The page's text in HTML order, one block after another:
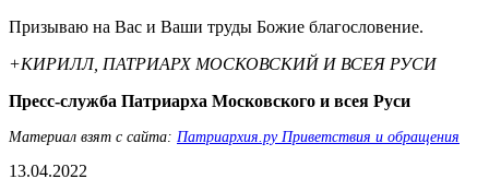
Призываю на Вас и Ваши труды Божие благословение.
+КИРИЛЛ, ПАТРИАРХ МОСКОВСКИЙ И ВСЕЯ РУСИ
Пресс-служба Патриарха Московского и всея Руси
Материал взят с сайта: Патриархия.ру Приветствия и обращения
13.04.2022